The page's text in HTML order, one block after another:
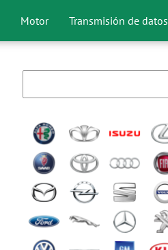
Motor Transmisión de datos